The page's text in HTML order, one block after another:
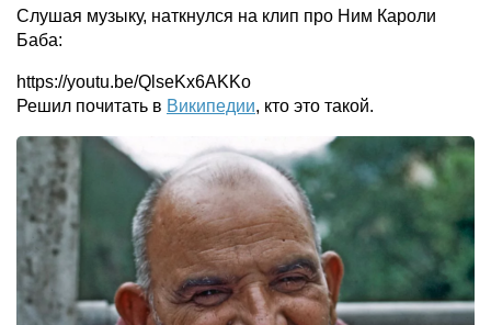
Слушая музыку, наткнулся на клип про Ним Кароли
Баба:
https://youtu.be/QlseKx6AKKo
Решил почитать в Википедии, кто это такой.